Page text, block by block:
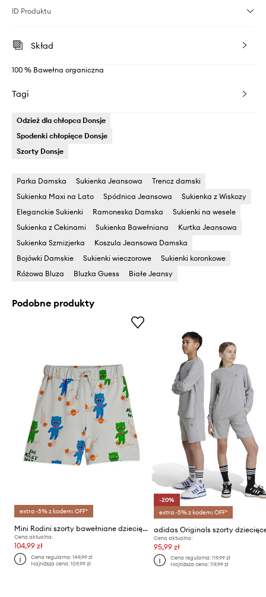
ID Produktu
Skład
100 % Bawełna organiczna
Tagi
Odzież dla chłopca Donsje
Spodenki chłopięce Donsje
Szorty Donsje
Parka Damska Sukienka Jeansowa
Trencz damski
Sukienka Maxi na Lato
Spódnica Jeansowa
Sukienka z Wiskozy
Eleganckie Sukienki
Ramoneska Damska
Sukienki na wesele
Sukienka z Cekinami
Sukienka Bawełniana
Kurtka Jeansowa
Sukienka Szmizjerka
Koszula Jeansowa Damska
Bojówki Damskie
Sukienki wieczorowe
Sukienki koronkowe
Różowa Bluza
Bluzka Guess Białe Jeansy
Podobne produkty
extra -5% z kodem: OFF*
Mini Rodini szorty bawełniane dziecięce Aliens
Cena aktualna:
104,99 zł
Cena regularna:149,99 zł
Najniższa cena:109,99 zł
-20%
extra -5% z kodem: OFF*
Cena aktualna:
95,99 zł
Cena regularna: 119,99 zł
Najniższa cena: 119,99 zł